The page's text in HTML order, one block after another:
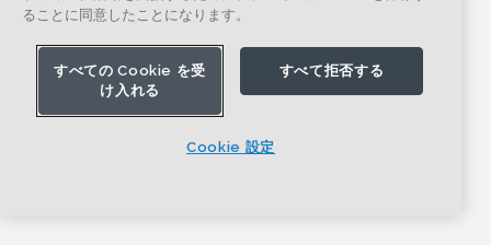
ることに同意したことになります。
すべての Cookie を受
け入れる
すべて拒否する
Cookie 設定